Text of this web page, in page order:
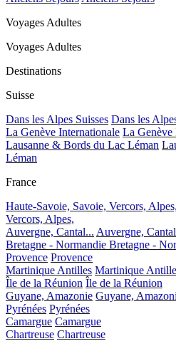
Voyages Adultes
Voyages Adultes
Destinations
Suisse
Dans les Alpes Suisses Dans les
La Genève Internationale La Genève
Lausanne & Bords du Lac Léman
Léman
France
Haute-Savoie, Savoie, Vercors, Alpes,
Vercors, Alpes,
Auvergne, Cantal... Auvergne,
Bretagne - Normandie Bretagne -
Provence Provence
Martinique Antilles Martinique
Île de la Réunion Île de la Réunion
Guyane, Amazonie Guyane,
Pyrénées Pyrénées
Camargue Camargue
Chartreuse Chartreuse